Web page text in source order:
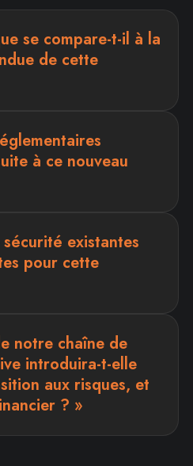
se compare-t-il à la
de cette
à ce nouveau
existantes
pour cette
notre chaîne de
introduira-t-elle
aux risques, et
? »